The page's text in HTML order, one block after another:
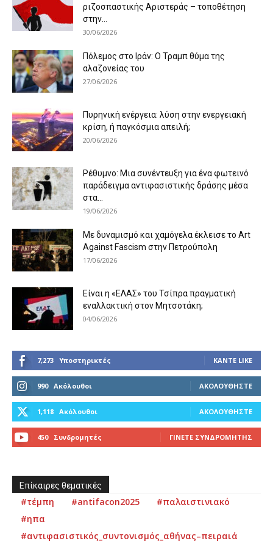
ριζοσπαστικής Αριστεράς – τοποθέτηση
στην...
30/06/2026
Πόλεμος στο Ιράν: Ο Τραμπ θύμα της
αλαζονείας του
27/06/2026
Πυρηνική ενέργεια: λύση στην ενεργειακή
κρίση, ή παγκόσμια απειλή;
20/06/2026
Ρέθυμνο: Μια συνέντευξη για ένα φωτεινό
παράδειγμα αντιφασιστικής δράσης μέσα
στα...
19/06/2026
Με δυναμισμό και χαμόγελα έκλεισε το Art
Against Fascism στην Πετρούπολη
17/06/2026
Είναι η «ΕΛΑΣ» του Τσίπρα πραγματική
εναλλακτική στον Μητσοτάκη;
04/06/2026
7,273 Υποστηρικτές ΚΆΝΤΕ LIKE
990 Ακόλουθοι ΑΚΟΛΟΥΘΉΣΤΕ
1,118 Ακόλουθοι ΑΚΟΛΟΥΘΉΣΤΕ
450 Συνδρομητές ΓΊΝΕΤΕ ΣΥΝΔΡΟΜΗΤΉΣ
Επίκαιρες θεματικές
#τέμπη #antifacon2025
#παλαιστινιακό
#ηπα
#αντιφασιστικός_συντονισμός_αθήνας–πειραιά